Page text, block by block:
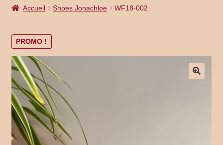
Booking Received
Cart
Checkout
Contact Form
Contact Us
Crochet
Accueil Shoes Jonachloe WF18-002
PROMO !